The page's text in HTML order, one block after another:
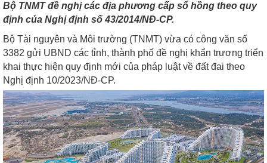
Bộ TNMT đề nghị các địa phương cấp sổ hồng theo quy
định của Nghị định số 43/2014/NĐ-CP.
Bộ Tài nguyên và Môi trường (TNMT) vừa có công văn số
3382 gửi UBND các tỉnh, thành phố đề nghị khẩn trương triển
khai thực hiện quy định mới của pháp luật về đất đai theo
Nghị định 10/2023/NĐ-CP.